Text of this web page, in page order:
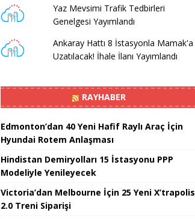
Yaz Mevsimi Trafik Tedbirleri
Genelgesi Yayımlandı
Ankaray Hattı 8 İstasyonla Mamak'a
Uzatılacak! İhale İlanı Yayımlandı
RAYHABER
Edmonton’dan 40 Yeni Hafif Raylı Araç İçin
Hyundai Rotem Anlaşması
Hindistan Demiryolları 15 İstasyonu PPP
Modeliyle Yenileyecek
Victoria’dan Melbourne İçin 25 Yeni X’trapolis
2.0 Treni Siparişi